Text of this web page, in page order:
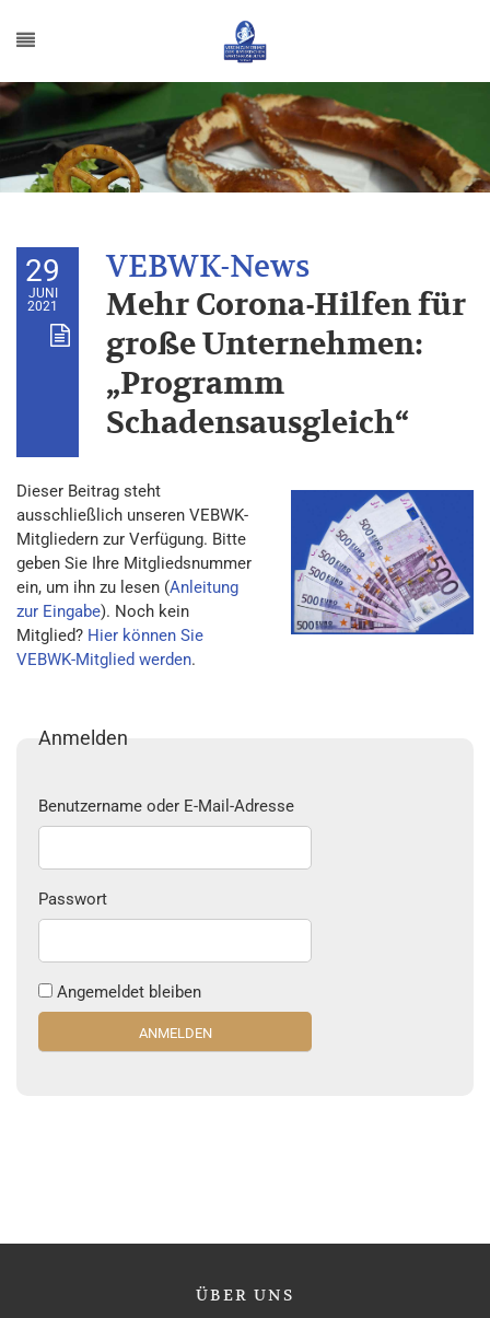
29
JUNI
2021
Mehr Corona-Hilfen für
große Unternehmen:
„Programm
Schadensausgleich“
Dieser Beitrag steht
ausschließlich unseren VEBWK-
Mitgliedern zur Verfügung. Bitte
geben Sie Ihre Mitgliedsnummer
ein, um ihn zu lesen (Anleitung
zur Eingabe). Noch kein
Mitglied? Hier können Sie
VEBWK-Mitglied werden.
Anmelden
Benutzername oder E-Mail-Adresse
Passwort
Angemeldet bleiben
ÜBER UNS